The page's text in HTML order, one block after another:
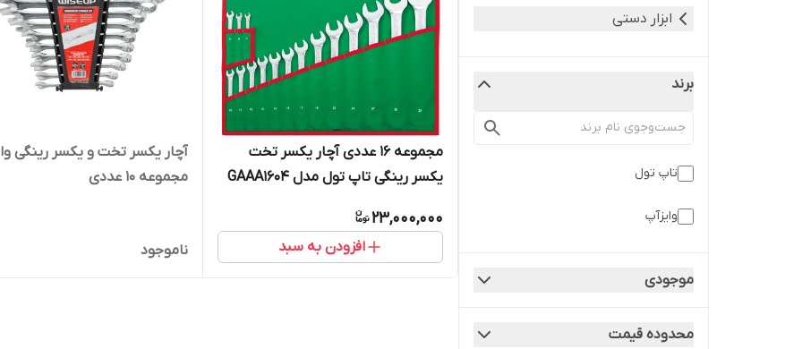
ابزار دستی
برند
تاپ تول
وایزآپ
موجودی
محدوده قیمت
مجموعه 16 عددی آچار یکسر تخت
یکسر رینگی تاپ تول مدل GAAA1604
23,000,000
افزودن به سبد
آچار یکسر تخت و یکسر رینگی
مجموعه 10 عددی
ناموجود